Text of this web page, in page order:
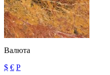
Валюта
$ € Р